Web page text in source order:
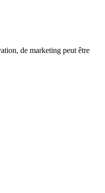
de marketing peut être